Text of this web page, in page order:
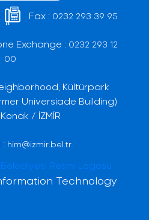
Fax : 0232 293 39 95
Exchange : 0232 293 12
00
Kültürpark
Universiade Building)
/ İZMİR
: him@izmir.bel.tr
Technology